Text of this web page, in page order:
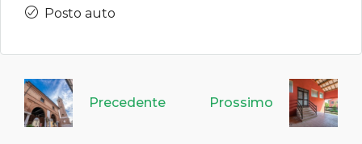
Posto auto
Precedente Prossimo